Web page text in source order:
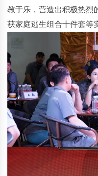
教于乐，营造出积极热烈
获家庭逃生组合十件套等